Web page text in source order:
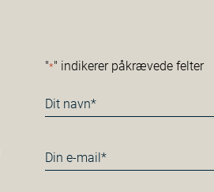
"*" indikerer påkrævede felter
Navn
*
E-
mail